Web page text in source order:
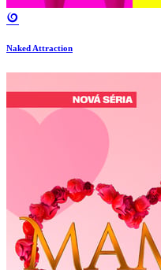
Naked Attraction